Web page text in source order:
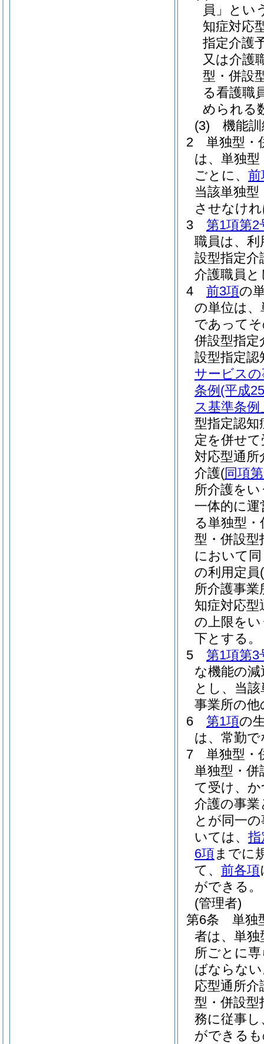
員」とい
知症対応
指定介護
又は介護
型・併設
る看護職
められる
(3)
機能
2
単独型・
は、単独型
ごとに、 前
当該単独
させなけ
3
第1項第2
職員は、
設型指定介
介護職員
4
前3項の
の単位は、
であって
併設型指定
設型指定認
サービス
条例 (平成
ス基準条
型指定認知
定を併せ
対応型通所
介護(同項
所介護を
一体的に
る単独型
型・併設型
において
の利用定員
所介護事
知症対応
の上限をい
下とする。
5
第1項第3
な機能の
とし、当
事業所の
6
第1項の
は、常勤
7
単独型・
単独型・併
て受け、
介護の事業
とが同一
いては、 指
6項 までに
て、 前各項
ができる。
(管理者)
第6条
単独
者は、単独
所ごとに
ばならな
応型通所
型・併設型
務に従事
ができる